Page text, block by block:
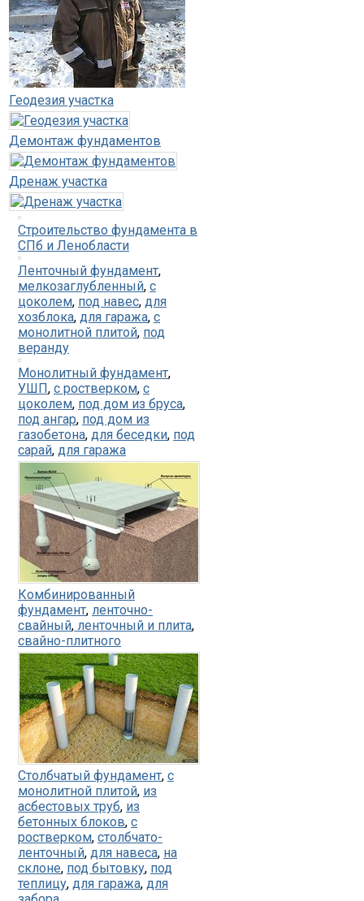
Геодезия участка
Демонтаж фундаментов
Дренаж участка
Строительство фундамента в
СПб и Ленобласти
Ленточный фундамент,
мелкозаглубленный, с
цоколем, под навес, для
хозблока, для гаража, с
монолитной плитой, под
веранду
Монолитный фундамент,
УШП, с ростверком, с
цоколем, под дом из бруса,
под ангар, под дом из
газобетона, для беседки, под
сарай, для гаража
Комбинированный
фундамент, ленточно-
свайный, ленточный и плита,
свайно-плитного
Столбчатый фундамент, с
монолитной плитой, из
асбестовых труб, из
бетонных блоков, с
ростверком, столбчато-
ленточный, для навеса, на
склоне, под бытовку, под
теплицу, для гаража, для